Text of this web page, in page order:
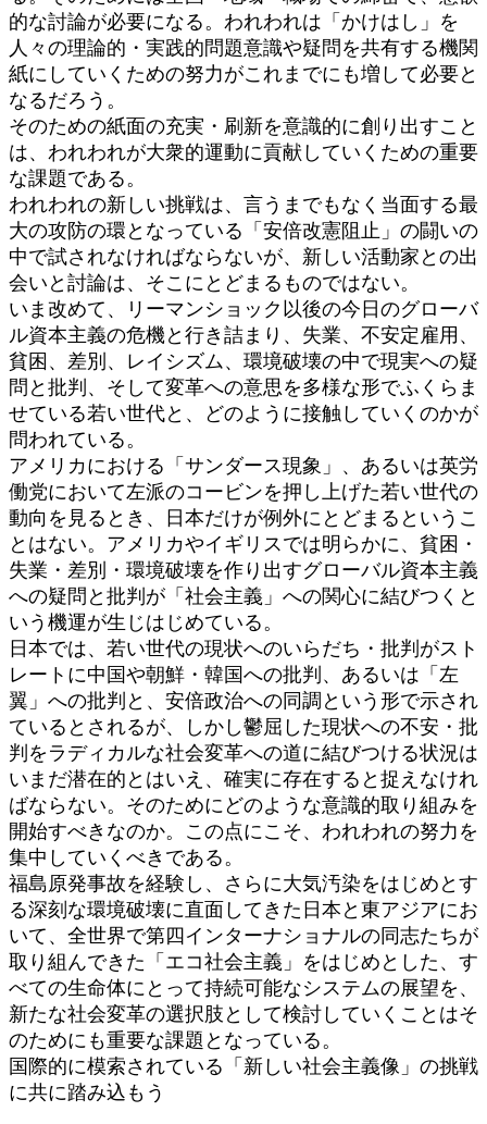
的な討論が必要になる。われわれは「かけはし」を
人々の理論的・実践的問題意識や疑問を共有する機関
紙にしていくための努力がこれまでにも増して必要と
なるだろう。
そのための紙面の充実・刷新を意識的に創り出すこと
は、われわれが大衆的運動に貢献していくための重要
な課題である。
われわれの新しい挑戦は、言うまでもなく当面する最
大の攻防の環となっている「安倍改憲阻止」の闘いの
中で試されなければならないが、新しい活動家との出
会いと討論は、そこにとどまるものではない。
いま改めて、リーマンショック以後の今日のグローバ
ル資本主義の危機と行き詰まり、失業、不安定雇用、
貧困、差別、レイシズム、環境破壊の中で現実への疑
問と批判、そして変革への意思を多様な形でふくらま
せている若い世代と、どのように接触していくのかが
問われている。
アメリカにおける「サンダース現象」、あるいは英労
働党において左派のコービンを押し上げた若い世代の
動向を見るとき、日本だけが例外にとどまるというこ
とはない。アメリカやイギリスでは明らかに、貧困・
失業・差別・環境破壊を作り出すグローバル資本主義
への疑問と批判が「社会主義」への関心に結びつくと
いう機運が生じはじめている。
日本では、若い世代の現状へのいらだち・批判がスト
レートに中国や朝鮮・韓国への批判、あるいは「左
翼」への批判と、安倍政治への同調という形で示され
ているとされるが、しかし鬱屈した現状への不安・批
判をラディカルな社会変革への道に結びつける状況は
いまだ潜在的とはいえ、確実に存在すると捉えなけれ
ばならない。そのためにどのような意識的取り組みを
開始すべきなのか。この点にこそ、われわれの努力を
集中していくべきである。
福島原発事故を経験し、さらに大気汚染をはじめとす
る深刻な環境破壊に直面してきた日本と東アジアにお
いて、全世界で第四インターナショナルの同志たちが
取り組んできた「エコ社会主義」をはじめとした、す
べての生命体にとって持続可能なシステムの展望を、
新たな社会変革の選択肢として検討していくことはそ
のためにも重要な課題となっている。
国際的に模索されている「新しい社会主義像」の挑戦
に共に踏み込もう